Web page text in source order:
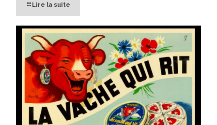
Lire la suite